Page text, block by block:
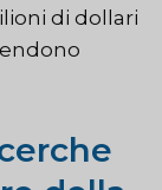
di dollari